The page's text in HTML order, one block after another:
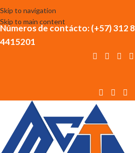
Skip to navigation
Skip to main content
Números de contácto: (+57) 312
4415201